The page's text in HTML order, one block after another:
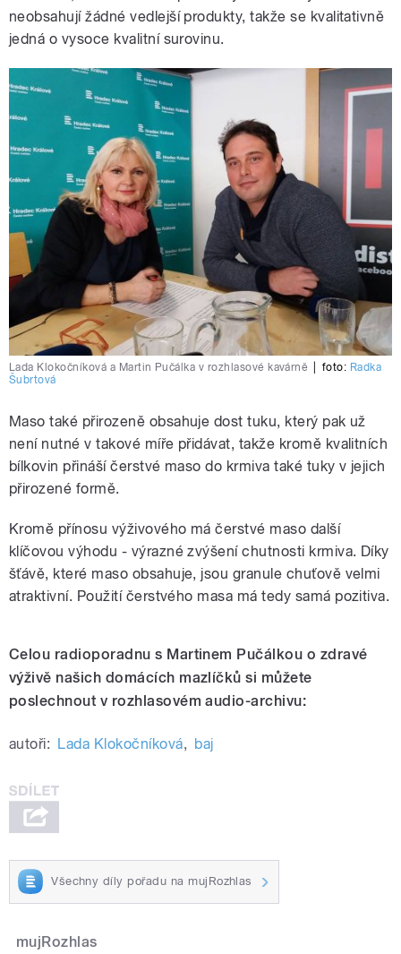
neobsahují žádné vedlejší produkty, takže se kvalitativně
jedná o vysoce kvalitní surovinu.
Lada Klokočníková a Martin Pučálka v rozhlasové kavárně foto: Radka
Šubrtová
Maso také přirozeně obsahuje dost tuku, který pak už
není nutné v takové míře přidávat, takže kromě kvalitních
bílkovin přináší čerstvé maso do krmiva také tuky v jejich
přirozené formě.
Kromě přínosu výživového má čerstvé maso další
klíčovou výhodu - výrazné zvýšení chutnosti krmiva. Díky
šťávě, které maso obsahuje, jsou granule chuťově velmi
atraktivní. Použití čerstvého masa má tedy samá pozitiva.
Celou radioporadnu s Martinem Pučálkou o zdravé
výživě našich domácích mazlíčků si můžete
poslechnout v rozhlasovém audio-archivu:
autoři: Lada Klokočníková, baj
Všechny díly pořadu na mujRozhlas
mujRozhlas